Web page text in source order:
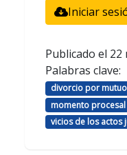
Iniciar
Publicado el 22
Palabras clave:
divorcio por
momento
vicios de los actos